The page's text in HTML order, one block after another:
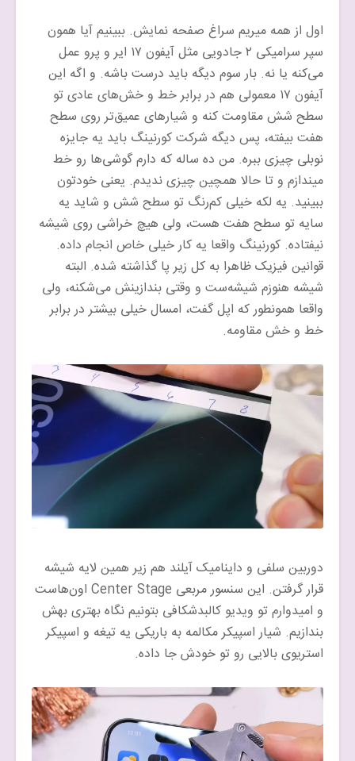
اول از همه میریم سراغ صفحه نمایش. ببینیم آیا همون
سپر سرامیکی ۲ جادویی مثل آیفون ۱۷ ایر و پرو عمل
می‌کنه یا نه. بار سوم دیگه باید درست باشه. و اگه این
آیفون ۱۷ معمولی هم در برابر خط و خش‌های عادی تو
سطح شش مقاومت کنه و شیارهای عمیق‌تر روی سطح
هفت بیفته، پس دیگه شرکت کورنینگ باید یه جایزه
نوبلی چیزی ببره. من ده ساله که دارم گوشی‌ها رو خط
میندازم و تا حالا همچین چیزی ندیدم. یعنی خودتون
ببینید. یه لکه خیلی کم‌رنگ تو سطح شش و شاید یه
سایه تو سطح هفت هست، ولی هیچ خراشی روی شیشه
نیفتاده. کورنینگ واقعا یه کار خیلی خاص انجام داده.
قوانین فیزیک ظاهرا به کل زیر پا گذاشته شده. البته
شیشه هنوزم شیشه‌ست و وقتی بندازینش می‌شکنه، ولی
واقعا همونطور که اپل گفت، امسال خیلی بیشتر در برابر
خط و خش مقاومه.
دوربین سلفی و داینامیک آیلند هم زیر همین لایه شیشه
قرار گرفتن. این سنسور مربعی Center Stage اون‌هاست
و امیدوارم تو ویدیو کالبدشکافی بتونیم نگاه بهتری بهش
بندازیم. شیار اسپیکر مکالمه به باریکی یه تیغه و اسپیکر
استریوی بالایی رو تو خودش جا داده.